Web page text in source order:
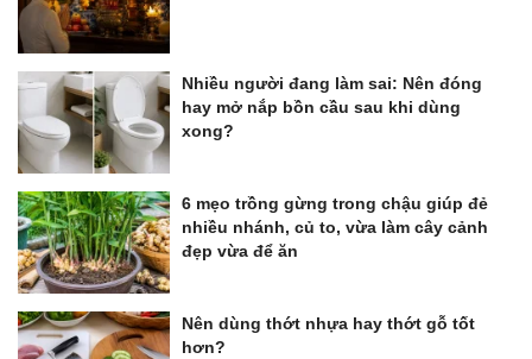
Nhiều người đang làm sai: Nên đóng
hay mở nắp bồn cầu sau khi dùng
xong?
6 mẹo trồng gừng trong chậu giúp đẻ
nhiều nhánh, củ to, vừa làm cây cảnh
đẹp vừa để ăn
Nên dùng thớt nhựa hay thớt gỗ tốt
hơn?